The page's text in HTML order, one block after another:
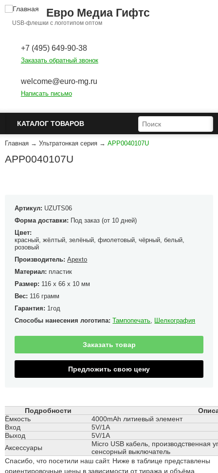
Перейти к основному содержанию
Евро Медиа Гифтс
USB-флешки с логотипом оптом
+7 (495) 649-90-38
Заказать обратный звонок
welcome@euro-mg.ru
Написать письмо
КАТАЛОГ ТОВАРОВ ФОРМА ПОИСКА
ПОИСК
Главная → Ультратонкая серия → APP0040107U
APP0040107U
Артикул: UZUTS06
Форма доставки: Под заказ (от 10 дней)
Цвет:
красный, жёлтый, зелёный, фиолетовый, чёрный, белый,
розовый
Производитель:Apexto
Материал: пластик
Размер: 116 x 66 x 10 мм
Вес: 116 грамм
Гарантия: 1год
Способы нанесения логотипа:Тампопечать Шелкография
Заказать товар
Предложить свою цену
Подробности
Ёмкость
4000mAh литиевый элемент
Вход
5V/1A
Выход
5V/1A
Аксессуары
Micro USB кабель, производственная
сенсорный выключатель
Спасибо, что посетили наш сайт. Ниже в таблице представлены
ориентировочные цены в зависимости от тиража и объёма